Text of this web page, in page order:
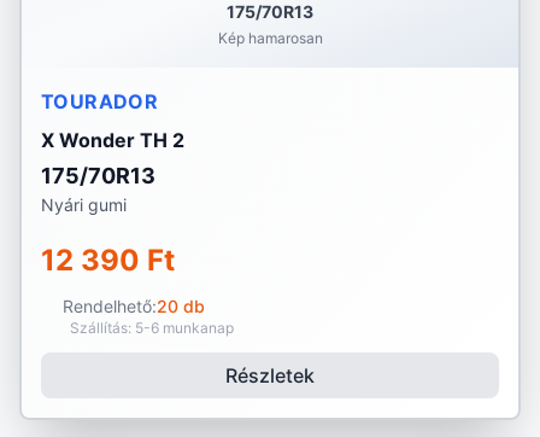
175/70R13
Kép hamarosan
TOURADOR
X Wonder TH 2
175/70R13
Nyári gumi
12 390 Ft
Rendelhető:20 db
Szállítás: 5-6 munkanap
Részletek